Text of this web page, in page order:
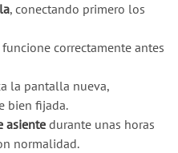
, conectando primero los
correctamente antes
la pantalla nueva,
bien fijada.
asiente durante unas horas
normalidad.